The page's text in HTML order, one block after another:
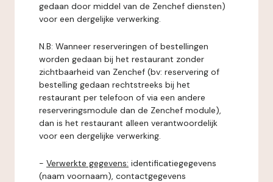
gedaan door middel van de Zenchef diensten)
voor een dergelijke verwerking.
N.B: Wanneer reserveringen of bestellingen
worden gedaan bij het restaurant zonder
zichtbaarheid van Zenchef (bv: reservering of
bestelling gedaan rechtstreeks bij het
restaurant per telefoon of via een andere
reserveringsmodule dan de Zenchef module),
dan is het restaurant alleen verantwoordelijk
voor een dergelijke verwerking.
- Verwerkte gegevens: identificatiegegevens
(naam voornaam), contactgegevens